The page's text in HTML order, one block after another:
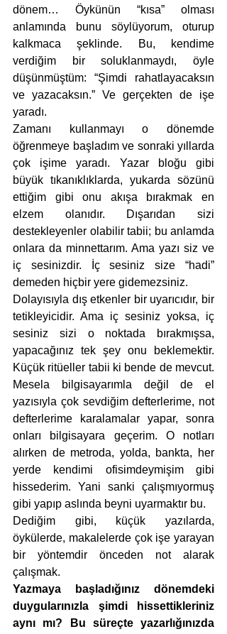
dönem… Öykünün “kısa” olması
anlamında bunu söylüyorum, oturup
kalkmaca şeklinde. Bu, kendime
verdiğim bir soluklanmaydı, öyle
düşünmüştüm: “Şimdi rahatlayacaksın
ve yazacaksın.” Ve gerçekten de işe
yaradı.
Zamanı kullanmayı o dönemde
öğrenmeye başladım ve sonraki yıllarda
çok işime yaradı. Yazar bloğu gibi
büyük tıkanıklıklarda, yukarda sözünü
ettiğim gibi onu akışa bırakmak en
elzem olanıdır. Dışarıdan sizi
destekleyenler olabilir tabii; bu anlamda
onlara da minnettarım. Ama yazı siz ve
iç sesinizdir. İç sesiniz size “hadi”
demeden hiçbir yere gidemezsiniz.
Dolayısıyla dış etkenler bir uyarıcıdır, bir
tetikleyicidir. Ama iç sesiniz yoksa, iç
sesiniz sizi o noktada bırakmışsa,
yapacağınız tek şey onu beklemektir.
Küçük ritüeller tabii ki bende de mevcut.
Mesela bilgisayarımla değil de el
yazısıyla çok sevdiğim defterlerime, not
defterlerime karalamalar yapar, sonra
onları bilgisayara geçerim. O notları
alırken de metroda, yolda, bankta, her
yerde kendimi ofisimdeymişim gibi
hissederim. Yani sanki çalışmıyormuş
gibi yapıp aslında beyni uyarmaktır bu.
Dediğim gibi, küçük yazılarda,
öykülerde, makalelerde çok işe yarayan
bir yöntemdir önceden not alarak
çalışmak.
Yazmaya başladığınız dönemdeki
duygularınızla şimdi hissettikleriniz
aynı mı? Bu süreçte yazarlığınızda